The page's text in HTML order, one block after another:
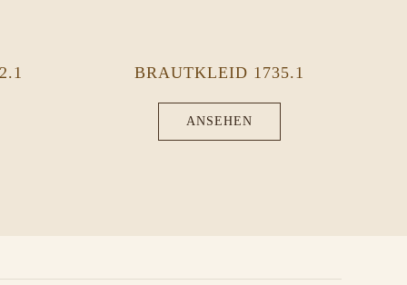
BRAUTKLEID 1735.1
ANSEHEN